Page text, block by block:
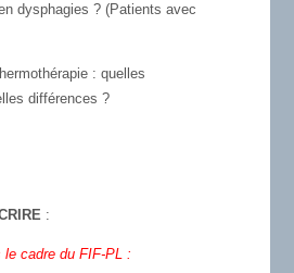
dysphagies ? (Patients avec
: quelles
différences ?
:
le cadre du FIF-PL :